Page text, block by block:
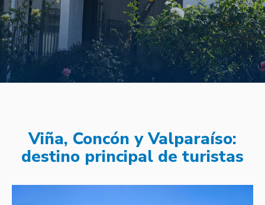
Viña, Concón y Valparaíso:
destino principal de turistas